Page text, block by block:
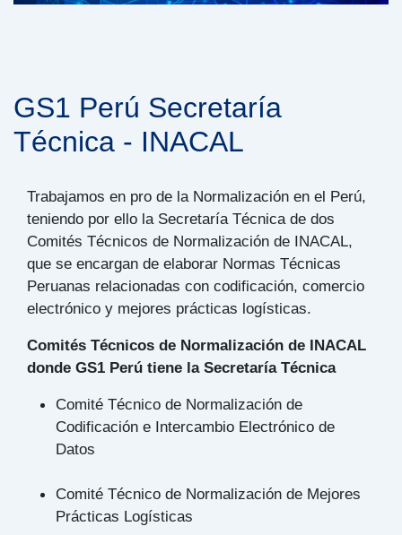
GS1 Perú Secretaría
Técnica - INACAL
Trabajamos en pro de la Normalización en el Perú,
teniendo por ello la Secretaría Técnica de dos
Comités Técnicos de Normalización de INACAL,
que se encargan de elaborar Normas Técnicas
Peruanas relacionadas con codificación, comercio
electrónico y mejores prácticas logísticas.
Comités Técnicos de Normalización de INACAL
donde GS1 Perú tiene la Secretaría Técnica
Comité Técnico de Normalización de
Codificación e Intercambio Electrónico de
Datos
Comité Técnico de Normalización de Mejores
Prácticas Logísticas